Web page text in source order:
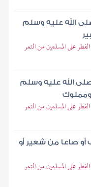
الله عليه وسلم
على المسلمين من التمر
صلى الله عليه وسلم
على المسلمين من التمر
أو صاعا من شعير أو
على المسلمين من التمر